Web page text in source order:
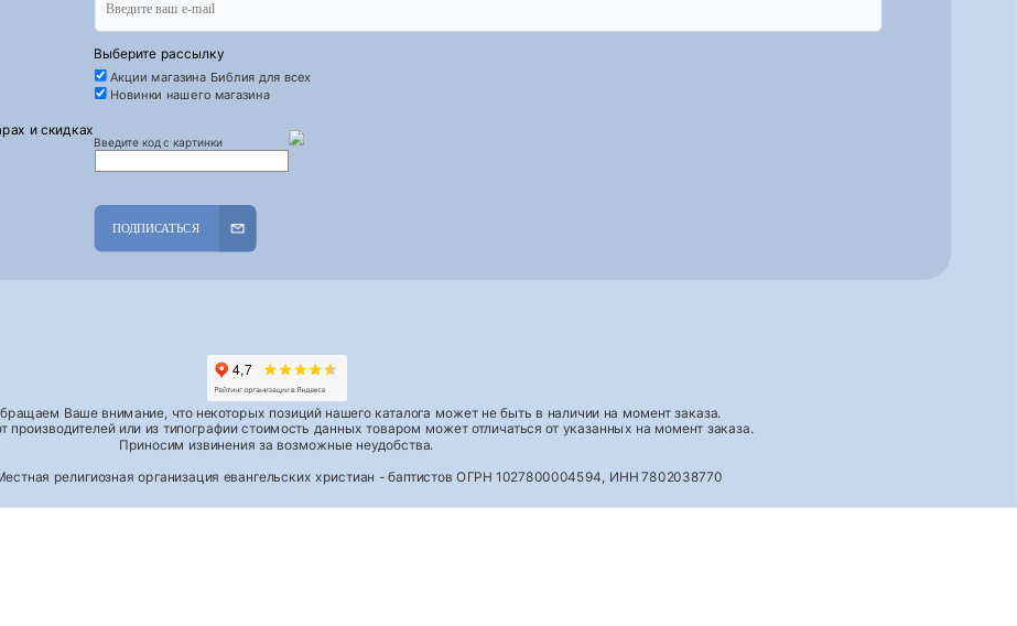
и скидках
Выберите рассылку
Акции магазина Библия для всех
Новинки нашего магазина
Введите код с картинки
ПОДПИСАТЬСЯ
Ваше внимание, что некоторых позиций нашего каталога может не быть в наличии на момент заказа.
производителей или из типографии стоимость данных товаром может отличаться от указанных на момент заказа.
Приносим извинения за возможные неудобства.
религиозная организация евангельских христиан - баптистов ОГРН 1027800004594, ИНН 7802038770